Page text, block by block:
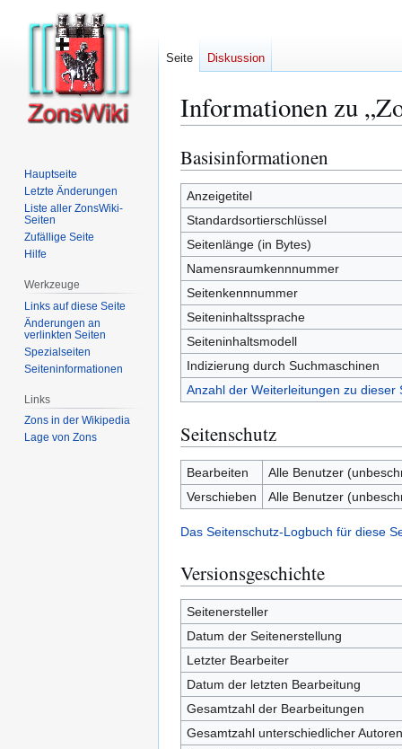
Informationen zu
Zur
Navigation
springen
Zur
Suche
springen
Basisinformationen
Anzeigetitel
Standardsortierschlüssel
Seitenlänge (in Bytes)
Namensraumkennnummer
Seitenkennnummer
Seiteninhaltssprache
Seiteninhaltsmodell
Indizierung durch Suchmaschinen
Anzahl der Weiterleitungen zu dieser
Seitenschutz
Bearbeiten
Alle Benutzer
Verschieben
Alle Benutzer
Das Seitenschutz-Logbuch für diese
Versionsgeschichte
Seitenersteller
Datum der Seitenerstellung
Letzter Bearbeiter
Datum der letzten Bearbeitung
Gesamtzahl der Bearbeitungen
Gesamtzahl unterschiedlicher Autoren
Seite Diskussion
Hauptseite
Letzte Änderungen
Liste aller ZonsWiki-
Seiten
Zufällige Seite
Hilfe
Werkzeuge
Links auf diese Seite
Änderungen an
verlinkten Seiten
Spezialseiten
Seiten­­informationen
Links
Zons in der Wikipedia
Lage von Zons